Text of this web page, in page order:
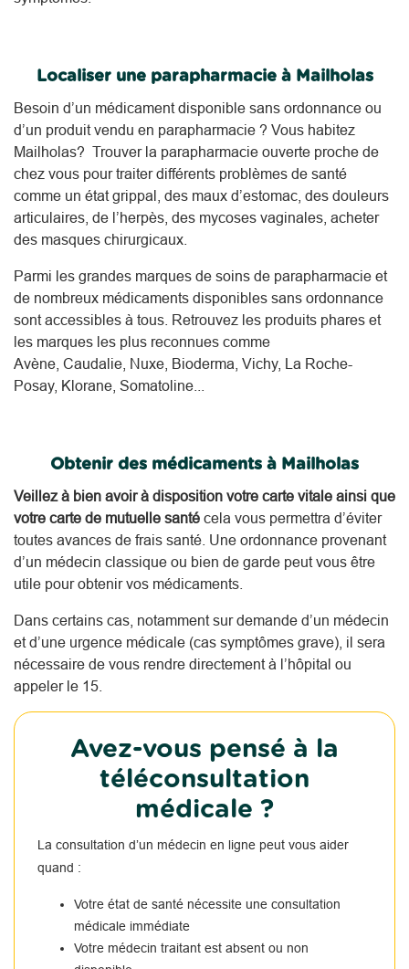
Localiser une parapharmacie à Mailholas
Besoin d’un médicament disponible sans ordonnance ou
d’un produit vendu en parapharmacie ? Vous habitez
Mailholas? Trouver la parapharmacie ouverte proche de
chez vous pour traiter différents problèmes de santé
comme un état grippal, des maux d’estomac, des douleurs
articulaires, de l’herpès, des mycoses vaginales, acheter
des masques chirurgicaux.
Parmi les grandes marques de soins de parapharmacie et
de nombreux médicaments disponibles sans ordonnance
sont accessibles à tous. Retrouvez les produits phares et
les marques les plus reconnues comme
Avène, Caudalie, Nuxe, Bioderma, Vichy, La Roche-
Posay, Klorane, Somatoline...
Obtenir des médicaments à Mailholas
Veillez à bien avoir à disposition votre carte vitale ainsi que
votre carte de mutuelle santé cela vous permettra d’éviter
toutes avances de frais santé. Une ordonnance provenant
d’un médecin classique ou bien de garde peut vous être
utile pour obtenir vos médicaments.
Dans certains cas, notamment sur demande d’un médecin
et d’une urgence médicale (cas symptômes grave), il sera
nécessaire de vous rendre directement à l’hôpital ou
appeler le 15.
Avez-vous pensé à la
téléconsultation
médicale ?
La consultation d’un médecin en ligne peut vous aider
quand :
Votre état de santé nécessite une consultation
médicale immédiate
Votre médecin traitant est absent ou non